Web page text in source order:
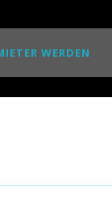
WERDEN